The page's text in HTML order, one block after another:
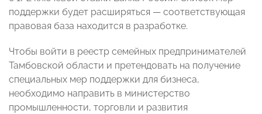
поддержки будет расширяться — соответствующая
правовая база находится в разработке.
Чтобы войти в реестр семейных предпринимателей
Тамбовской области и претендовать на получение
специальных мер поддержки для бизнеса,
необходимо направить в министерство
промышленности, торговли и развития